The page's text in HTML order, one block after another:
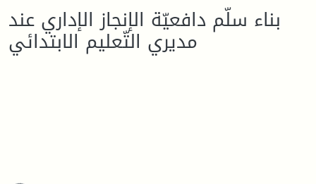
بناء سلّم دافعيّة الإنجاز الإداري عند
مديري التّعليم الابتدائي